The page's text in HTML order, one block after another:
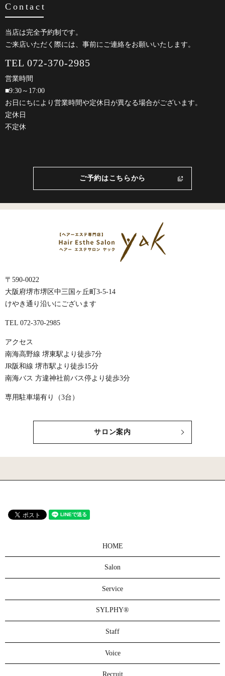
Contact
当店は完全予約制です。
ご来店いただく際には、事前にご連絡をお願いいたします。
TEL 072-370-2985
営業時間
■9:30～17:00
お日にちにより営業時間や定休日が異なる場合がございます。
定休日
不定休
ご予約はこちらから
〒590-0022
大阪府堺市堺区中三国ヶ丘町3-5-14
けやき通り沿いにございます
TEL 072-370-2985
アクセス
南海高野線 堺東駅より徒歩7分
JR阪和線 堺市駅より徒歩15分
南海バス 方違神社前バス停より徒歩3分
専用駐車場有り（3台）
サロン案内
HOME
Salon
Service
SYLPHY®
Staff
Voice
Recruit